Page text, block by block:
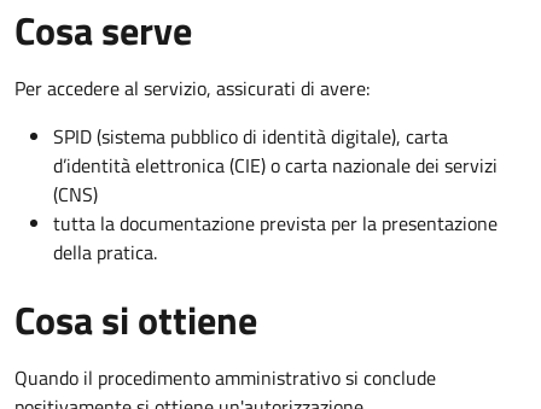
Cosa serve
Per accedere al servizio, assicurati di avere:
SPID (sistema pubblico di identità digitale), carta
d’identità elettronica (CIE) o carta nazionale dei servizi
(CNS)
tutta la documentazione prevista per la presentazione
della pratica.
Cosa si ottiene
Quando il procedimento amministrativo si conclude